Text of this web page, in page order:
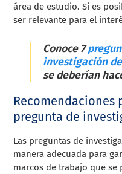
área de estudio. Si es
ser relevante para el
Conoce 7
investigación
se deberían
Recomendaciones
pregunta de
Las preguntas de
manera adecuada para
marcos de trabajo que